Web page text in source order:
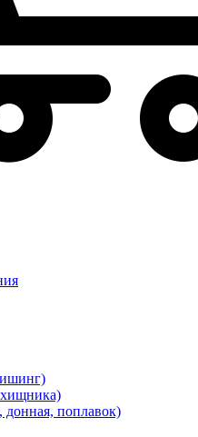
хищника)
донная, поплавок)